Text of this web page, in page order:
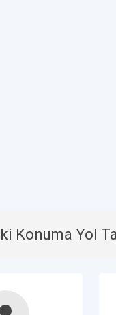
Konuma Yol